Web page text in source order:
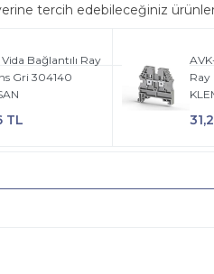
tercih edebileceğiniz
Bağlantılı Ray
Gri 304140
TL
Ray